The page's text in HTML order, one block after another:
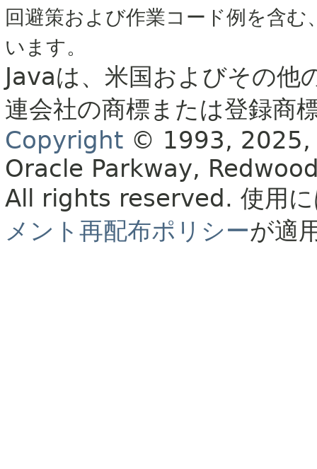
回避策および作業コード例を含
います。
Javaは、米国およびその
連会社の商標または登録商
Copyright © 1993, 2025,
Oracle Parkway,
All rights reserved. 使用
メント再配布ポリシーが適